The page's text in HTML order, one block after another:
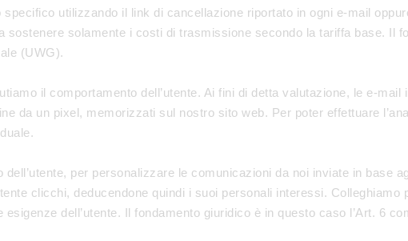
utilizzando il link di cancellazione riportato in ogni e-mail
sostenere solamente i costi di trasmissione secondo la tariffa base. Il
(UWG).
il comportamento dell’utente. Ai fini di detta valutazione, le e-
da un pixel, memorizzati sul nostro sito web. Per poter effettuare
per personalizzare le comunicazioni da noi inviate in base
clicchi, deducendone quindi i suoi personali interessi. Colleghiamo
dell’utente. Il fondamento giuridico è in questo caso l’Art. 6